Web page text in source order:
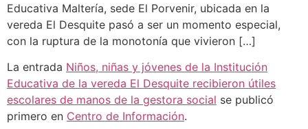
Educativa Maltería, sede El Porvenir, ubicada en la
vereda El Desquite pasó a ser un momento especial,
con la ruptura de la monotonía que vivieron […]
La entrada Niños, niñas y jóvenes de la Institución
Educativa de la vereda El Desquite recibieron útiles
escolares de manos de la gestora social se publicó
primero en Centro de Información.